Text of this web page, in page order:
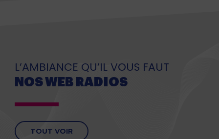
L’AMBIANCE QU’IL VOUS FAUT
NOS WEB RADIOS
TOUT VOIR